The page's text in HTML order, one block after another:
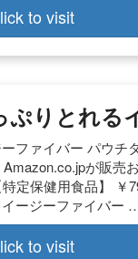
to visit
ぷりとれ
ファイバー パウチ
が販売
定保健用食品】 ￥
ージーファイバー
to visit